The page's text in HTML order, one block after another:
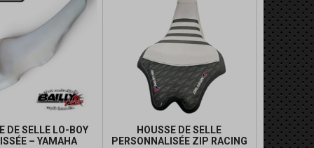
DE SELLE LO-BOY
– YAMAHA
HOUSSE DE SELLE
PERSONNALISÉE ZIP RACING